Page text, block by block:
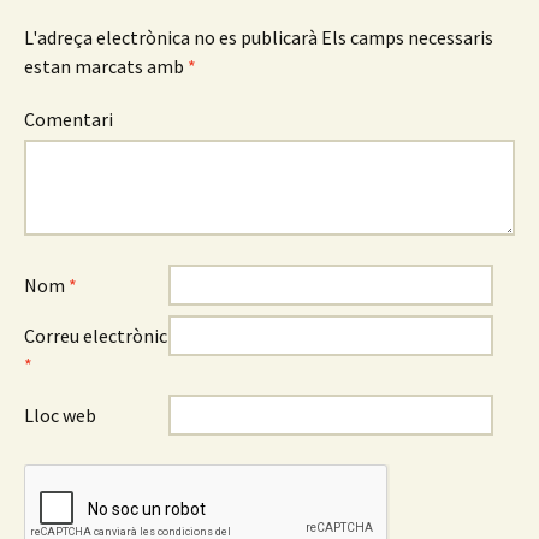
L'adreça electrònica no es publicarà Els camps necessaris
estan marcats amb *
Comentari
Nom *
Correu electrònic
*
Lloc web